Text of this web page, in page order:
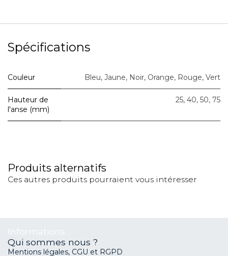
Spécifications
Couleur Bleu, Jaune, Noir, Orange, Rouge, Vert
Hauteur de
l'anse (mm)
25, 40, 50, 75
Produits alternatifs
Ces autres produits pourraient vous intéresser
Qui sommes nous ?
Mentions légales, CGU et RGPD